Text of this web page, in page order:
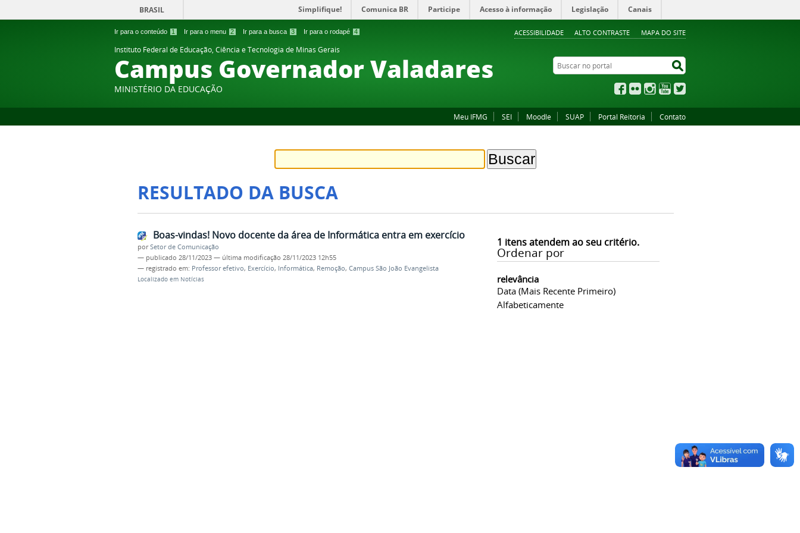
Ir para o conteúdo 1 Ir para o menu 2 Ir para a busca 3 Ir para o rodapé 4 ACESSIBILIDADE ALTO CONTRASTE MAPA DO SITE
BRASIL Simplifique! Comunica BR Participe Acesso à informação Legislação Canais
Instituto Federal de Educação, Ciência e Tecnologia de Minas Gerais
Campus Governador Valadares
MINISTÉRIO DA EDUCAÇÃO
Buscar no portal
Facebook
Flickr InstagramYouTube
Meu IFMG SEI Moodle SUAP Portal Reitoria Contato
RESULTADO DA BUSCA
1 itens atendem ao seu critério.
Ordenar por
relevância
Data (mais Recente Primeiro)
Alfabeticamente
Boas-vindas! Novo docente da área de Informática entra em exercício
porSetor de Comunicação
— publicado 28/11/2023 — última modificação 28/11/2023 12h55
— registrado em: Professor efetivo, Exercício, Informática, Remoção, Campus São João Evangelista
Localizado em Notícias